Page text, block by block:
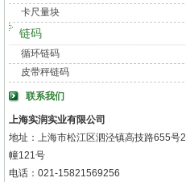
卡尺量块
链码
循环链码
皮带秤链码
联系我们
上海实润实业有限公司
地址：上海市松江区泗泾镇高技路655号2
幢121号
电话：021-15821569256